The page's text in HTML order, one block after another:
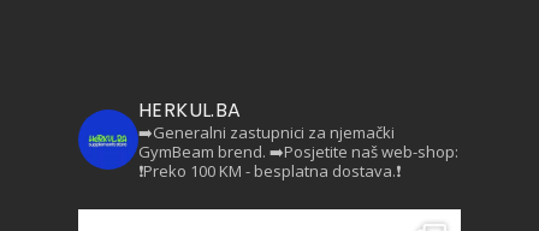
HERKUL.BA
➡️Generalni zastupnici za njemački
GymBeam brend. ➡️Posjetite naš web-shop:
❗Preko 100 KM - besplatna dostava.❗